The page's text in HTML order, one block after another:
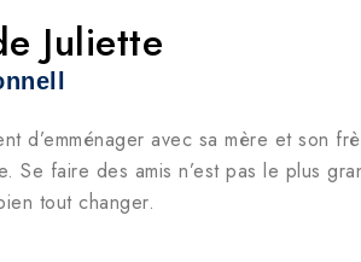
Juliette
d’emménager avec sa mère et son
Se faire des amis n’est pas le plus
tout changer.